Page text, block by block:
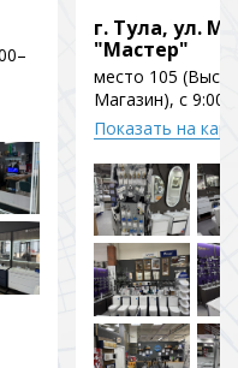
г. Тула, ул.
"Мастер"
место 105
Магазин), с 9:00
Показать на